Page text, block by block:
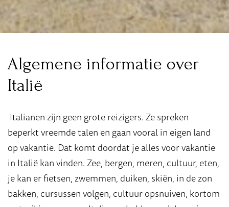
Algemene informatie over
Italië
Italianen zijn geen grote reizigers. Ze spreken
beperkt vreemde talen en gaan vooral in eigen land
op vakantie. Dat komt doordat je alles voor vakantie
in Italië kan vinden. Zee, bergen, meren, cultuur, eten,
je kan er fietsen, zwemmen, duiken, skiën, in de zon
bakken, cursussen volgen, cultuur opsnuiven, kortom